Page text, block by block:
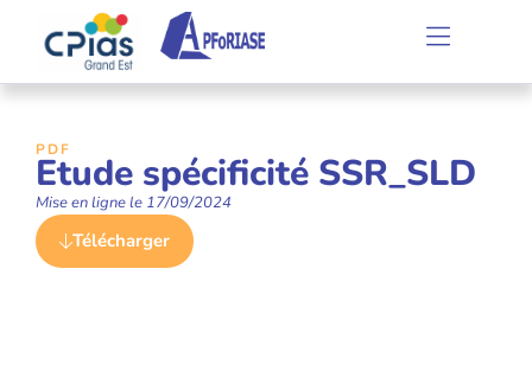
PDF
Etude spécificité SSR_SLD
Mise en ligne le 17/09/2024
Télécharger